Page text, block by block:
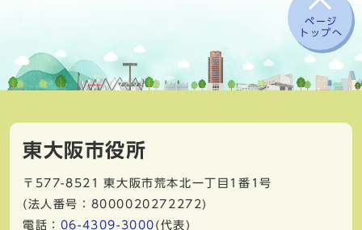
ページ
トップへ
東大阪市役所
〒577-8521
東大阪市荒本北一丁目1番1号
(法人番号：8000020272272)
電話： 06-4309-3000 (代表)